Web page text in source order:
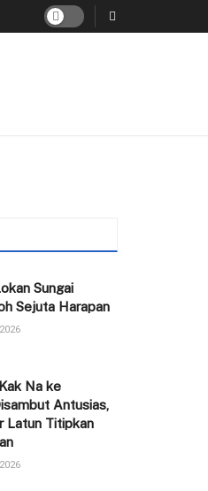
Sungai
Sejuta Harapan
Na ke
Antusias,
Latun Titipkan